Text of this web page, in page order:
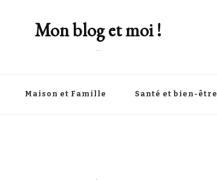
Mon blog et moi !
…
Maison et Famille Santé et bien-être